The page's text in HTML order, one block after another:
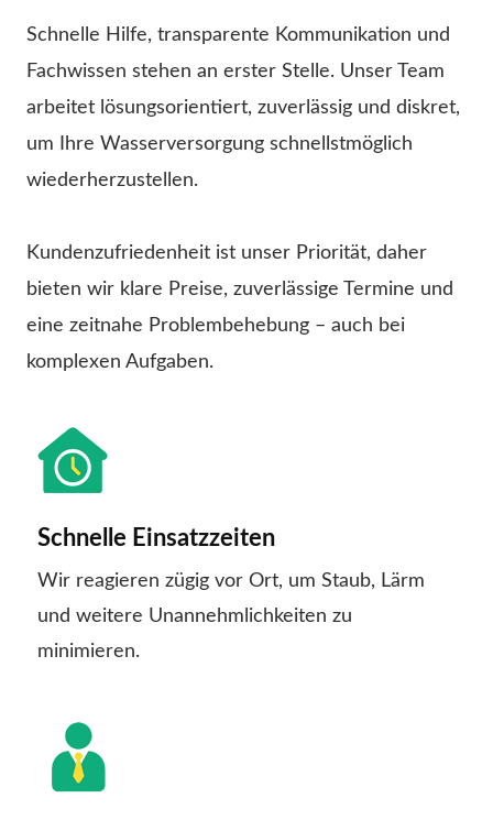
Schnelle Hilfe, transparente Kommunikation und
Fachwissen stehen an erster Stelle. Unser Team
arbeitet lösungsorientiert, zuverlässig und diskret,
um Ihre Wasserversorgung schnellstmöglich
wiederherzustellen.
Kundenzufriedenheit ist unser Priorität, daher
bieten wir klare Preise, zuverlässige Termine und
eine zeitnahe Problembehebung – auch bei
komplexen Aufgaben.
Schnelle Einsatzzeiten
Wir reagieren zügig vor Ort, um Staub, Lärm
und weitere Unannehmlichkeiten zu
minimieren.